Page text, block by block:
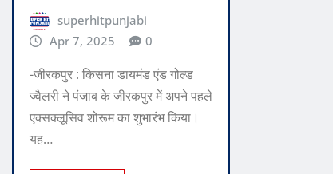
superhitpunjabi
Apr 7, 2025
0
-जीरकपुर : किसना डायमंड एंड गोल्ड
ज्वैलरी ने पंजाब के जीरकपुर में अपने पहले
एक्सक्लूसिव शोरूम का शुभारंभ किया।
यह…